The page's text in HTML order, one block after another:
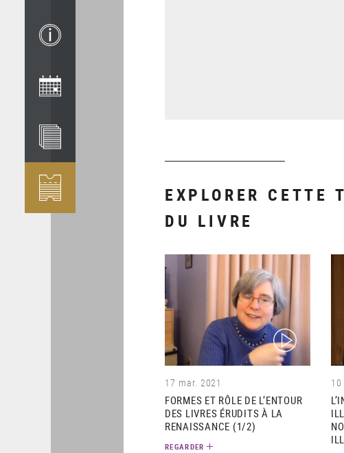
EXPLORER CETTE
DU LIVRE
(video)
17 mar. 2021
FORMES ET RÔLE DE L’ENTOUR
DES LIVRES ÉRUDITS À LA
RENAISSANCE (1/2)
REGARDER